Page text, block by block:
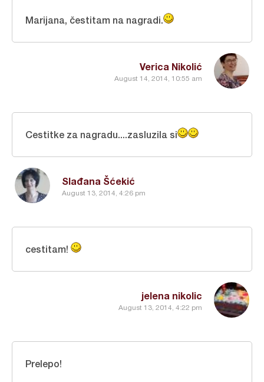
Verica Nikolić
August 14, 2014, 10:55 am
Marijana, čestitam na nagradi.
Slađana Šćekić
August 13, 2014, 4:26 pm
Cestitke za nagradu....zasluzila si
jelena nikolic
August 13, 2014, 4:22 pm
cestitam!
Prelepo!